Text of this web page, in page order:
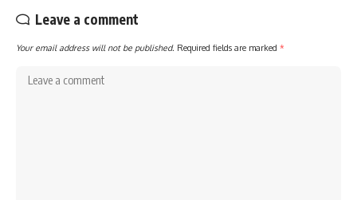
Leave a comment
Your email address will not be published. Required fields are marked *